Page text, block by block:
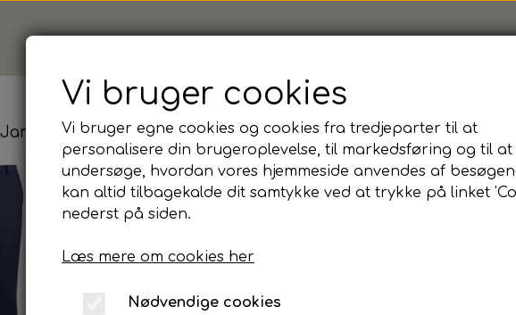
James Harvest, Classic Trouser, Herre
James Harvest,
Navy, 54
Disse vandafvisende, ’flat front’ bukser med
fantastisk bevægelsesfrihed i et hvert moment.
Selv pludselige ændringer i vejret preller af med
Vi bruger cookies
Vi bruger egne cookies og cookies fra tredjeparter til at
personalisere din brugeroplevelse, til markedsføring og til at
undersøge, hvordan vores hjemmeside anvendes af
kan altid tilbagekalde dit samtykke ved at trykke på linket
nederst på siden.
Læs mere om cookies her
Nødvendige cookies